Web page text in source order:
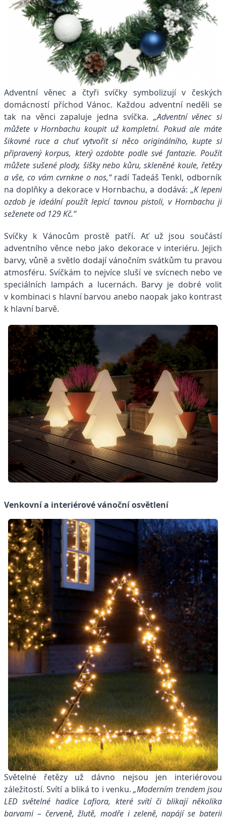
Adventní věnec a čtyři svíčky symbolizují v českých
domácností příchod Vánoc. Každou adventní neděli se
tak na věnci zapaluje jedna svíčka. „Adventní věnec si
můžete v Hornbachu koupit už kompletní. Pokud ale máte
šikovné ruce a chuť vytvořit si něco originálního, kupte si
připravený korpus, který ozdobte podle své fantazie. Použít
můžete sušené plody, šišky nebo kůru, skleněné koule, řetězy
a vše, co vám cvrnkne o nos,“radí Tadeáš Tenkl, odborník
na doplňky a dekorace v Hornbachu, a dodává: „K lepení
ozdob je ideální použít lepicí tavnou pistoli, v Hornbachu ji
seženete od 129 Kč.“
Svíčky k Vánocům prostě patří. Ať už jsou součástí
adventního věnce nebo jako dekorace v interiéru. Jejich
barvy, vůně a světlo dodají vánočním svátkům tu pravou
atmosféru. Svíčkám to nejvíce sluší ve svícnech nebo ve
speciálních lampách a lucernách. Barvy je dobré volit
v kombinaci s hlavní barvou anebo naopak jako kontrast
k hlavní barvě.
Venkovní a interiérové vánoční osvětlení
Světelné řetězy už dávno nejsou jen interiérovou
záležitostí. Svítí a bliká to i venku.„Moderním trendem jsou
LED světelné hadice Lafiora, které svítí či blikají několika
barvami – červeně, žlutě, modře i zeleně, napájí se baterií